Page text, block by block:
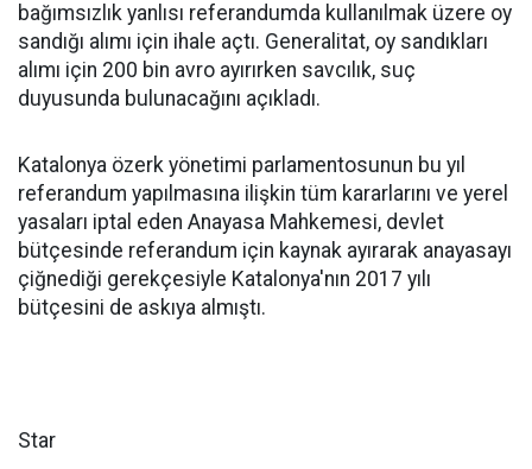
bağımsızlık yanlısı referandumda kullanılmak üzere oy
sandığı alımı için ihale açtı. Generalitat, oy sandıkları
alımı için 200 bin avro ayırırken savcılık, suç
duyusunda bulunacağını açıkladı.
Katalonya özerk yönetimi parlamentosunun bu yıl
referandum yapılmasına ilişkin tüm kararlarını ve yerel
yasaları iptal eden Anayasa Mahkemesi, devlet
bütçesinde referandum için kaynak ayırarak anayasayı
çiğnediği gerekçesiyle Katalonya'nın 2017 yılı
bütçesini de askıya almıştı.
Star